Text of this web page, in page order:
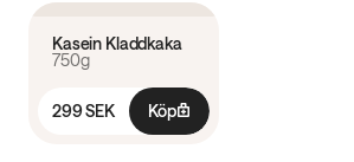
Kasein Kladdkaka
750g
299 SEK Köp